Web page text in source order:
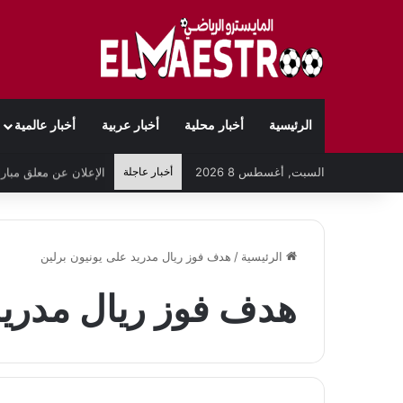
الرئيسية أخبار محلية أخبار عربية أخبار عالمية
السبت, أغسطس 8 2026 أخبار عاجلة
الرئيسية / هدف فوز ريال مدريد على يونيون برلين
هدف فوز ريال